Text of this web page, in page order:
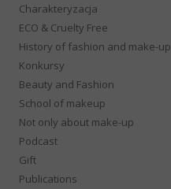
Charakteryzacja
ECO & Cruelty Free
History of fashion and make-up
Konkursy
Beauty and Fashion
School of makeup
Not only about make-up
Podcast
Gift
Publications